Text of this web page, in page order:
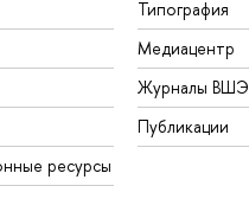
ресурсы
Типография
Медиацентр
Журналы ВШЭ
Публикации